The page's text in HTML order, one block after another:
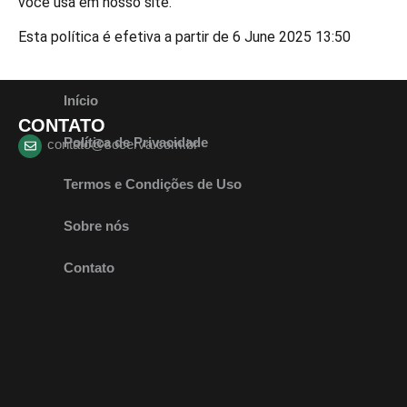
Esta política é efetiva a partir de 6 June 2025 13:50
CONTATO
contato@socerva.com.br
Início
Política de Privacidade
Termos e Condições de Uso
Sobre nós
Contato